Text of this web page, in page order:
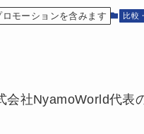
モーションを含みます 比較
会社NyamoWorld代表